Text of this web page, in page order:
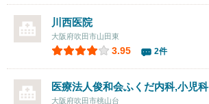
川西医院
大阪府吹田市山田東
3.95 2件
医療法人俊和会ふくだ内科,小児科
大阪府吹田市桃山台